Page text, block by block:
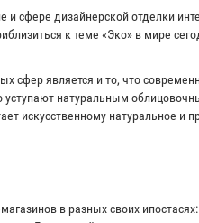
сфере дизайнерской отделки
к теме «Эко» в мире
сфер является и то, что
натуральным
искусственному натуральное и
в разных своих